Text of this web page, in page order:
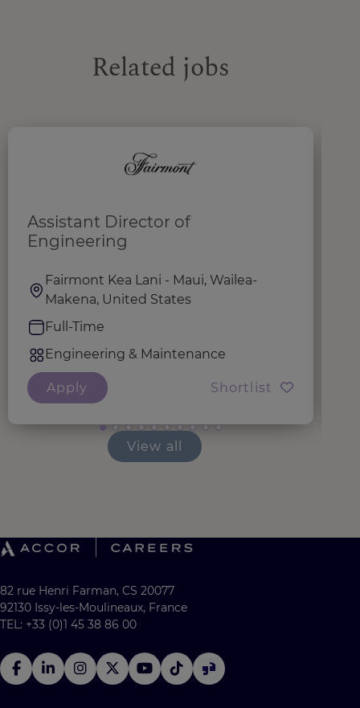
Related jobs
Assistant Director of
Engineering
Fairmont Kea Lani - Maui, Wailea-
Makena, United States
Full-Time
Engineering & Maintenance
Apply Shortlist
View all
82 rue Henri Farman, CS 20077
92130 Issy-les-Moulineaux, France
TEL: +33 (0)1 45 38 86 00